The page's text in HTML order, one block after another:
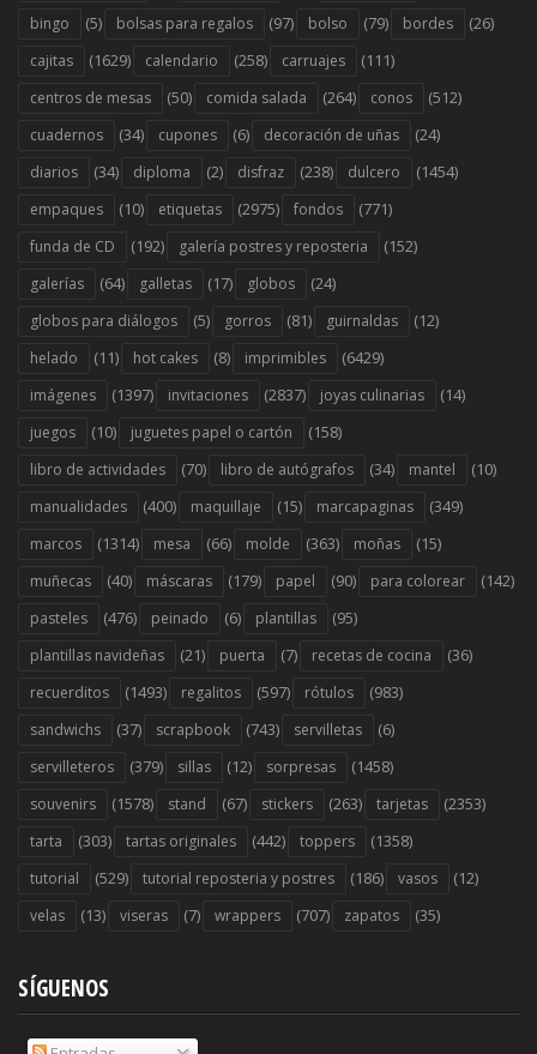
bingo (5) bolsas para regalos (97) bolso (79) bordes (26)
cajitas (1629) calendario (258) carruajes (111)
centros de mesas (50) comida salada (264) conos (512)
cuadernos (34) cupones (6) decoración de uñas (24)
diarios (34) diploma (2) disfraz (238) dulcero (1454)
empaques (10) etiquetas (2975) fondos (771)
funda de CD (192) galería postres y reposteria (152)
galerías (64) galletas (17) globos (24)
globos para diálogos (5) gorros (81) guirnaldas (12)
helado (11) hot cakes (8) imprimibles (6429)
imágenes (1397) invitaciones (2837) joyas culinarias (14)
juegos (10) juguetes papel o cartón (158)
libro de actividades (70) libro de autógrafos (34) mantel (10)
manualidades (400) maquillaje (15) marcapaginas (349)
marcos (1314) mesa (66) molde (363) moñas (15)
muñecas (40) máscaras (179) papel (90) para colorear (142)
pasteles (476) peinado (6) plantillas (95)
plantillas navideñas (21) puerta (7) recetas de cocina (36)
recuerditos (1493) regalitos (597) rótulos (983)
sandwichs (37) scrapbook (743) servilletas (6)
servilleteros (379) sillas (12) sorpresas (1458)
souvenirs (1578) stand (67) stickers (263) tarjetas (2353)
tarta (303) tartas originales (442) toppers (1358)
tutorial (529) tutorial reposteria y postres (186) vasos (12)
velas (13) viseras (7) wrappers (707) zapatos (35)
SÍGUENOS